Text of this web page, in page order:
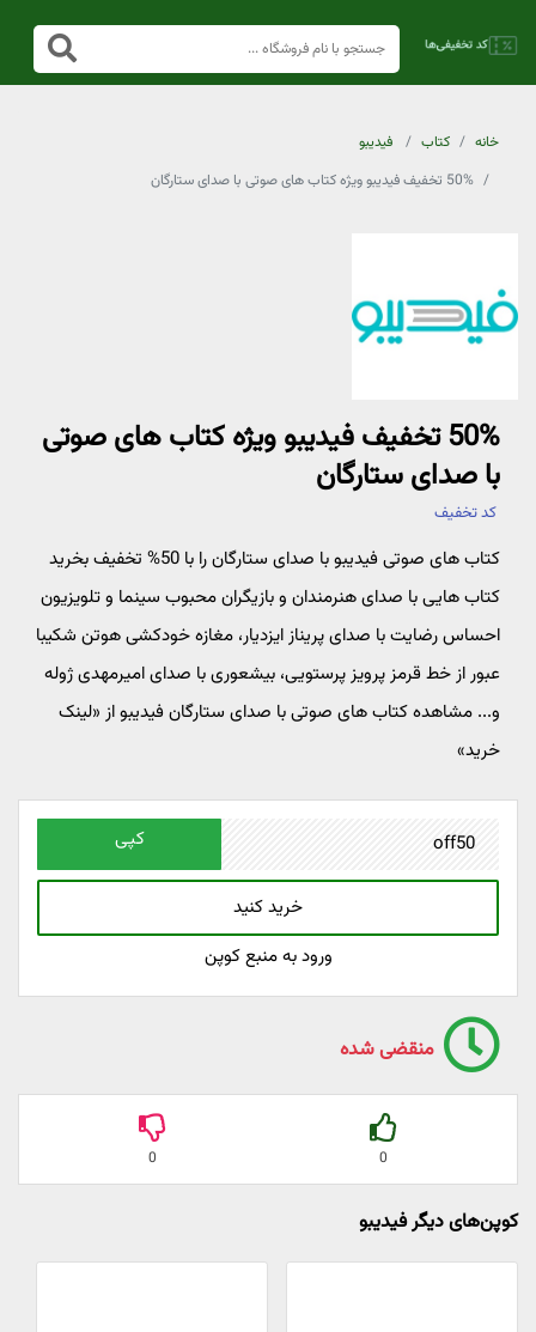
خانه کتاب
فیدیبو
50% تخفیف فیدیبو ویژه کتاب های صوتی با صدای ستارگان
50% تخفیف فیدیبو ویژه کتاب های صوتی
با صدای ستارگان
کد تخفیف
کتاب های صوتی فیدیبو با صدای ستارگان را با 50% تخفیف بخرید
کتاب هایی با صدای هنرمندان و بازیگران محبوب سینما و تلویزیون
احساس رضایت با صدای پریناز ایزدیار، مغازه خودکشی هوتن شکیبا
عبور از خط قرمز پرویز پرستویی، بیشعوری با صدای امیرمهدی ژوله
و... مشاهده کتاب های صوتی با صدای ستارگان فیدیبو از «لینک
خرید»
کپی
خرید کنید
ورود به منبع کوپن
منقضی شده
0
0
کوپن‌های دیگر فیدیبو